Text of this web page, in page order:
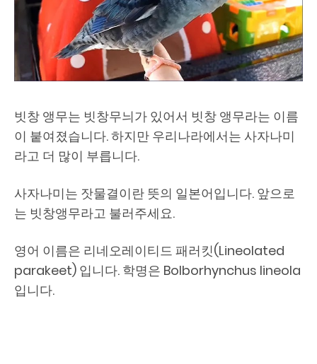
빗창 앵무는 빗창무늬가 있어서 빗창 앵무라는 이름
이 붙여졌습니다. 하지만 우리나라에서는 사자나미
라고 더 많이 부릅니다.
사자나미는 잣물결이란 뜻의 일본어입니다. 앞으로
는 빗창앵무라고 불러주세요.
영어 이름은 리네오레이티드 패러킷(Lineolated
parakeet) 입니다. 학명은 Bolborhynchus lineola
입니다.